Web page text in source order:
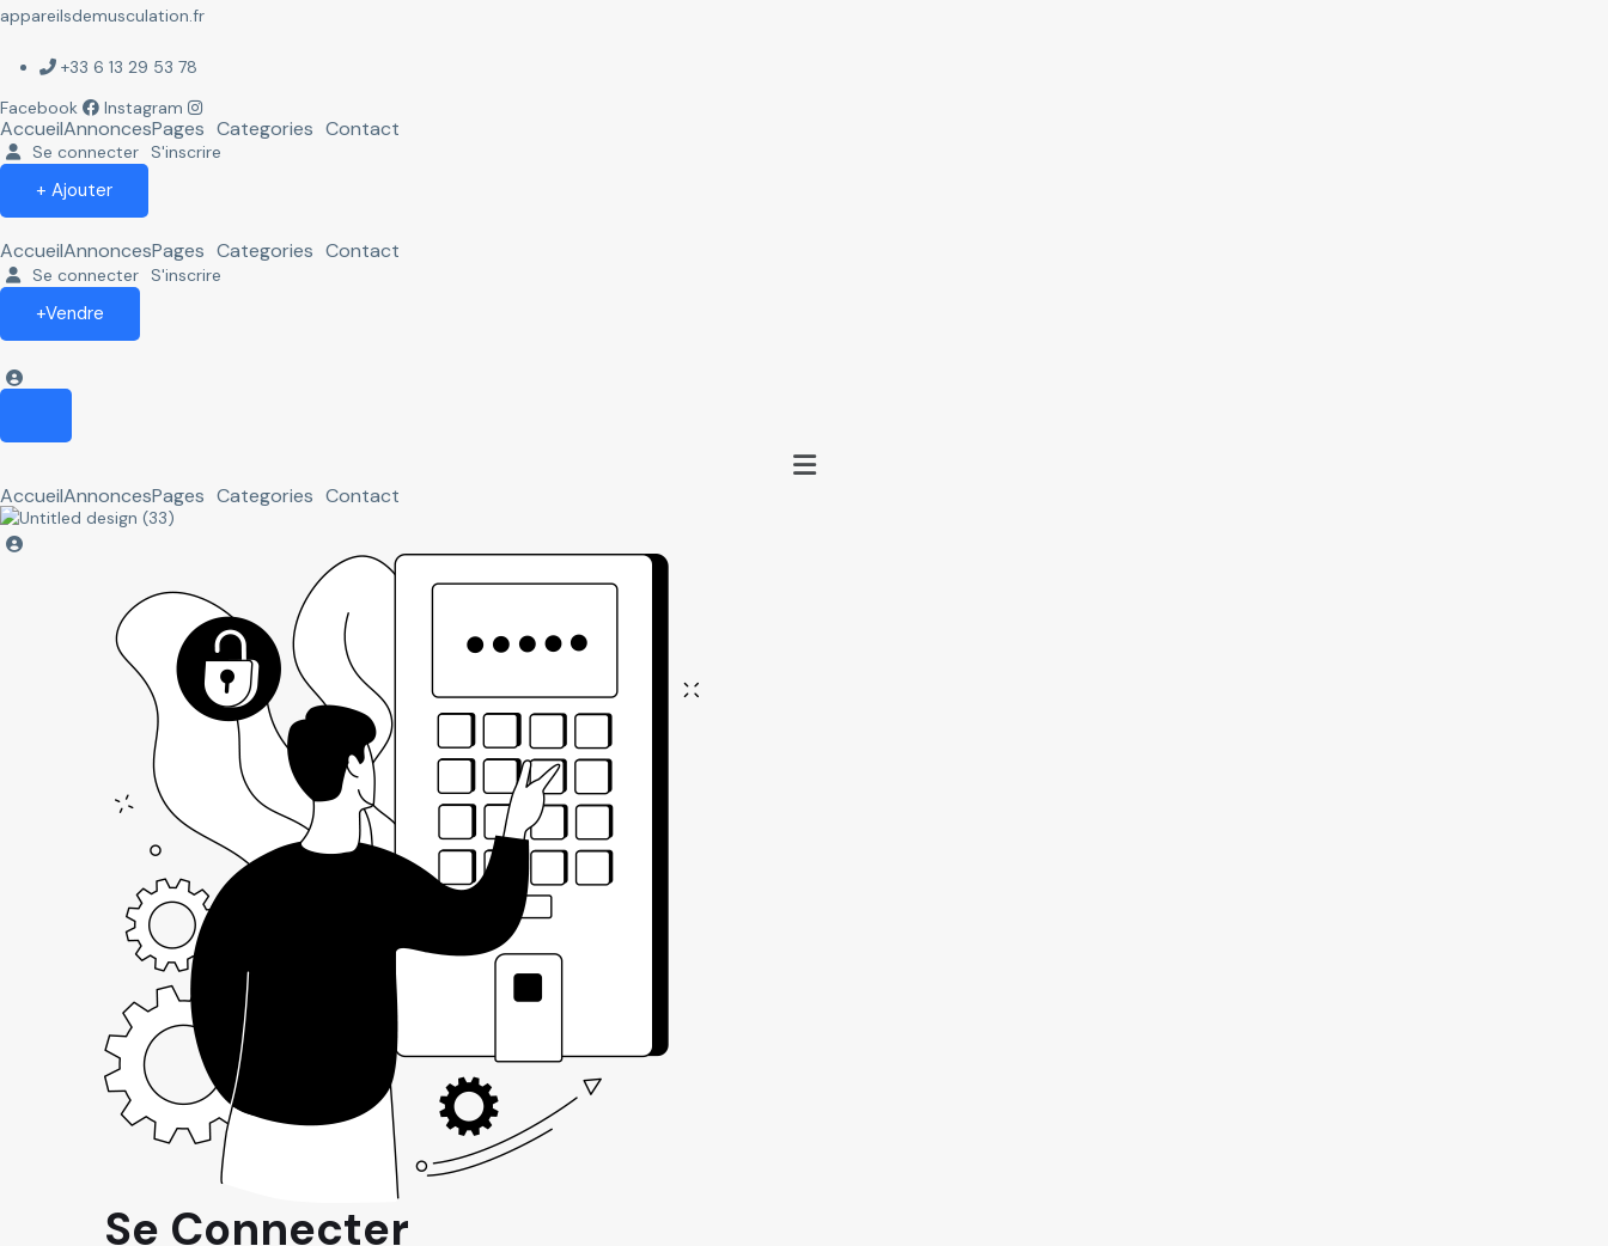
appareilsdemusculation.fr
+33 6 13 29 53 78
Facebook
Instagram
AccueilAnnoncesPages Categories Contact
Se connecter S'inscrire
+ Ajouter
AccueilAnnoncesPages Categories Contact
Se connecter S'inscrire
+Vendre
AccueilAnnoncesPages Categories Contact
Se Connecter